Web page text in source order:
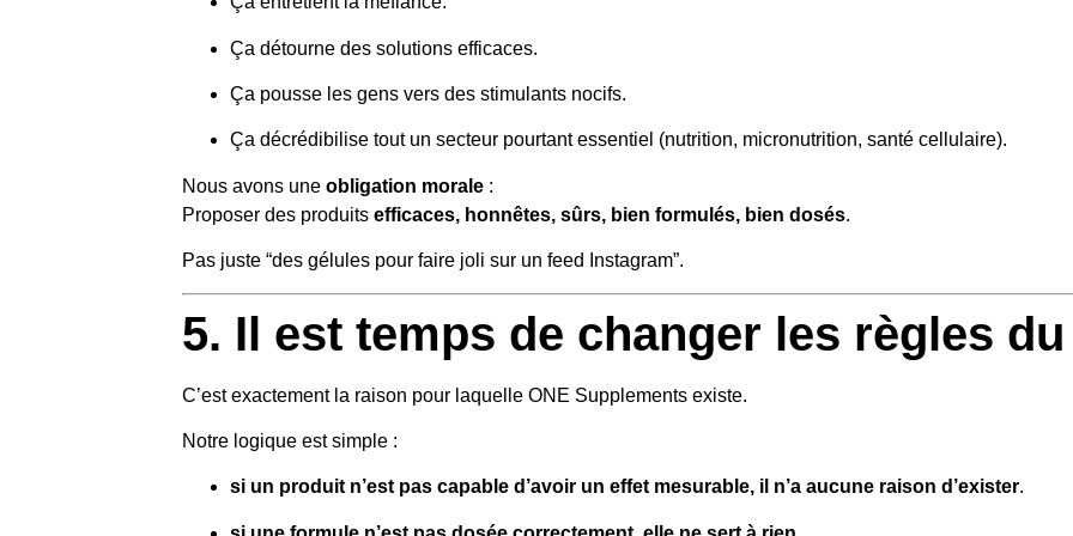
Ça détourne des solutions efficaces.
Ça pousse les gens vers des stimulants nocifs.
Ça décrédibilise tout un secteur pourtant essentiel (nutrition, micronutrition, santé cellulaire).
Nous avons une obligation morale :
Proposer des produits efficaces, honnêtes, sûrs, bien formulés, bien dosés.
Pas juste “des gélules pour faire joli sur un feed Instagram”.
5. Il est temps de changer les règles
C’est exactement la raison pour laquelle ONE Supplements existe.
Notre logique est simple :
si un produit n’est pas capable d’avoir un effet mesurable, il n’a aucune raison d’exister.